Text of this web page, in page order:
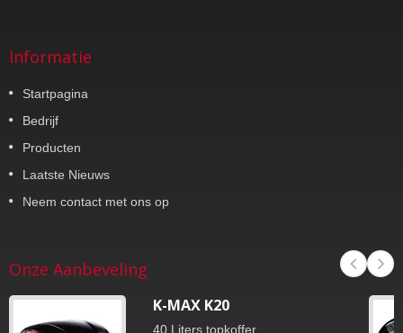
Informatie
Startpagina
Bedrijf
Producten
Laatste Nieuws
Neem contact met ons op
Onze Aanbeveling
K-MAX K20
40 Liters topkoffer.